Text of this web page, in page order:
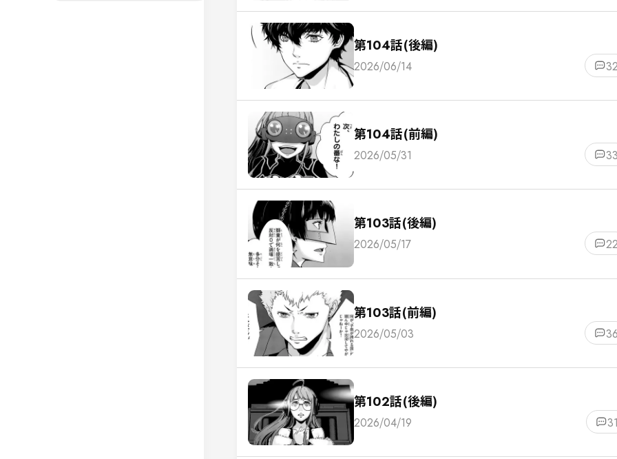
第104話(後編)
2026/06/14 32
第104話(前編)
2026/05/31 33
第103話(後編)
2026/05/17 22
第103話(前編)
2026/05/03 36
第102話(後編)
2026/04/19 31